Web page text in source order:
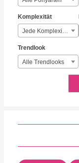
Komplexität
Jede Komplexität
Trendlook
Alle Trendlooks